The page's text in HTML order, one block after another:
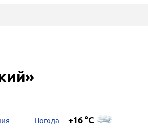
Погода +16 °C